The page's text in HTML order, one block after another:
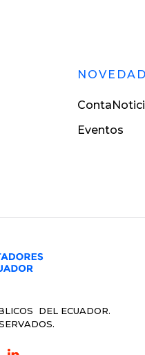
Eventos
DEL ECUADOR.